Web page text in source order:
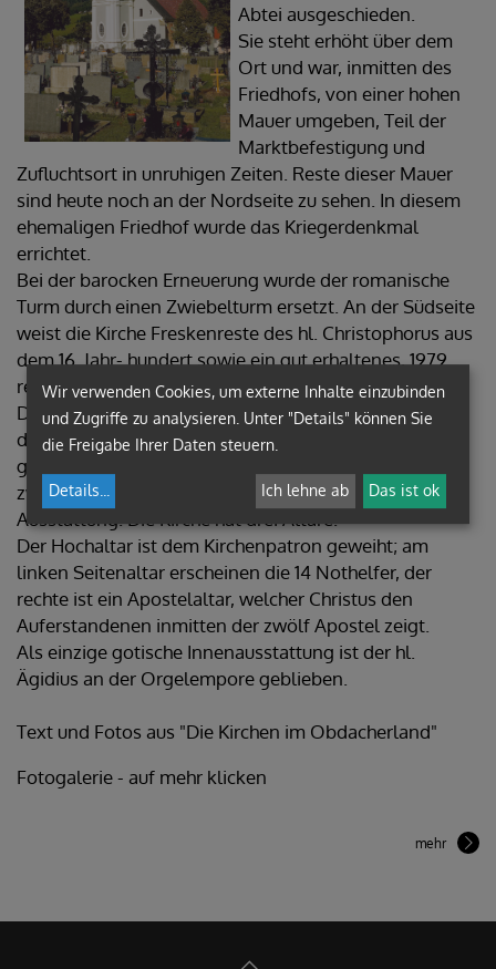
Abtei ausgeschieden.
Sie steht erhöht über dem
Ort und war, inmitten des
Friedhofs, von einer hohen
Mauer umgeben, Teil der
Marktbefestigung und
Zufluchtsort in unruhigen Zeiten. Reste dieser Mauer
sind heute noch an der Nordseite zu sehen. In diesem
ehemaligen Friedhof wurde das Kriegerdenkmal
errichtet.
Bei der barocken Erneuerung wurde der romanische
Turm durch einen Zwiebelturm ersetzt. An der Südseite
weist die Kirche Freskenreste des hl. Christophorus aus
dem 16. Jahr- hundert sowie ein gut erhaltenes, 1979
renoviertes Ölbergfresko (14. Jahrhundert) auf.
Die heutige Kirche ist dreischiffig. Der Innenraum wirkt
durch das breit gelagerte Sternrippengewölbe
großräumig und erweckt den Eindruck von Harmonie
zwischen gotischer Architektur und barocker
Ausstattung. Die Kirche hat drei Altäre.
Der Hochaltar ist dem Kirchenpatron geweiht; am
linken Seitenaltar erscheinen die 14 Nothelfer, der
rechte ist ein Apostelaltar, welcher Christus den
Auferstandenen inmitten der zwölf Apostel zeigt.
Als einzige gotische Innenausstattung ist der hl.
Ägidius an der Orgelempore geblieben.
Text und Fotos aus "Die Kirchen im Obdacherland"
Fotogalerie - auf mehr klicken
mehr
Wir verwenden Cookies, um externe Inhalte einzubinden
und Zugriffe zu analysieren. Unter "Details" können Sie
die Freigabe Ihrer Daten steuern.
Details Ich lehne ab Das ist ok